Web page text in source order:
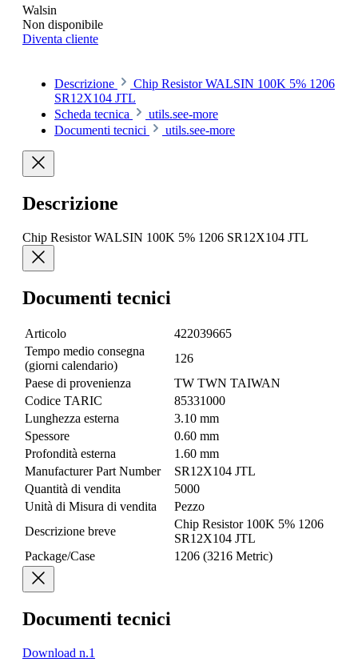
Walsin
Non disponibile
Diventa cliente
Descrizione
Chip Resistor WALSIN 100K 5% 1206
SR12X104 JTL
Scheda tecnica
utils.see-more
Documenti tecnici
utils.see-more
Descrizione
Chip Resistor WALSIN 100K 5% 1206 SR12X104 JTL
Documenti tecnici
Articolo
422039665
Tempo medio consegna
(giorni calendario)
126
Paese di provenienza
TW TWN TAIWAN
Codice TARIC
85331000
Lunghezza esterna
3.10 mm
Spessore
0.60 mm
Profondità esterna
1.60 mm
Manufacturer Part Number
SR12X104 JTL
Quantità di vendita
5000
Unità di Misura di vendita
Pezzo
Descrizione breve
Chip Resistor 100K 5% 1206
SR12X104 JTL
Package/Case
1206 (3216 Metric)
Documenti tecnici
Download n.1